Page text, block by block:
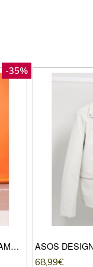
-35%
ASOS DESIGN – BOMBER IN CAMOSCIO CUOIO
68,99€